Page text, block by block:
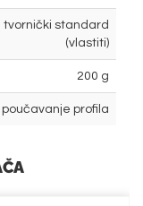
tvornički standard
(vlastiti)
200 g
poučavanje profila